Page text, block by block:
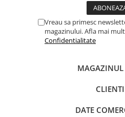
Vreau sa primesc
magazinului. Afla mai
Confidentialitate
MAGAZINUL
CLIENTI
DATE